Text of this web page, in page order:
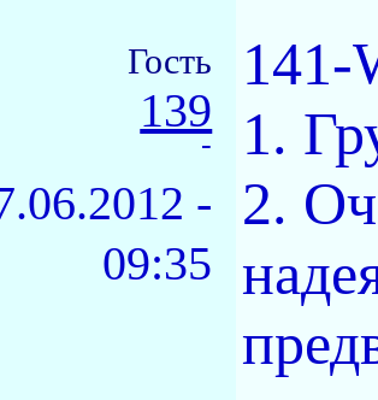
Гость
139
-
-
09:35
141-
1.
2.